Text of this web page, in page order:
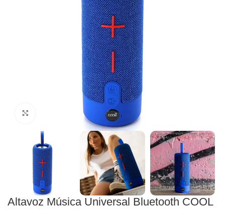
Click to enlarge
Altavoz Música Universal Bluetooth COOL